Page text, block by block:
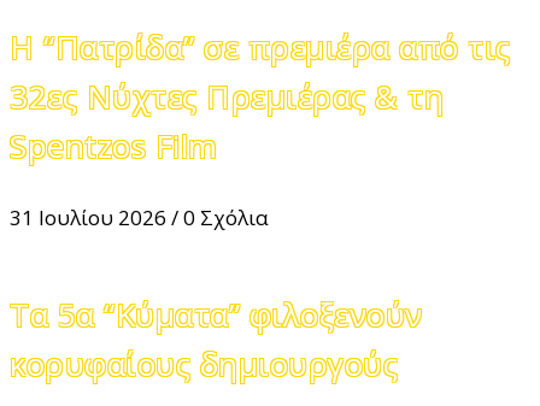
Η “Πατρίδα” σε πρεμιέρα από τις
32ες Νύχτες Πρεμιέρας & τη
Spentzos Film
31 Ιουλίου 2026 /0 Σχόλια
Τα 5α “Κύματα” φιλοξενούν
κορυφαίους δημιουργούς